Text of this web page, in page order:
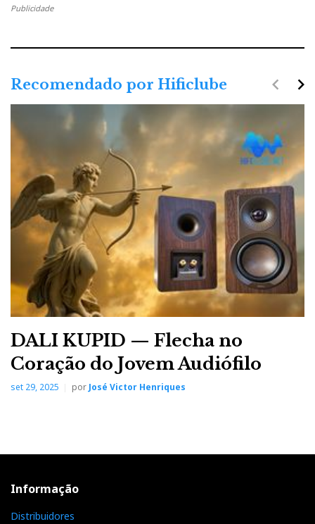
Publicidade
Recomendado por Hificlube
DALI KUPID — Flecha no
Coração do Jovem Audiófilo
set 29, 2025 por José Victor Henriques
navigate_next
navigate_before
Informação
Distribuidores